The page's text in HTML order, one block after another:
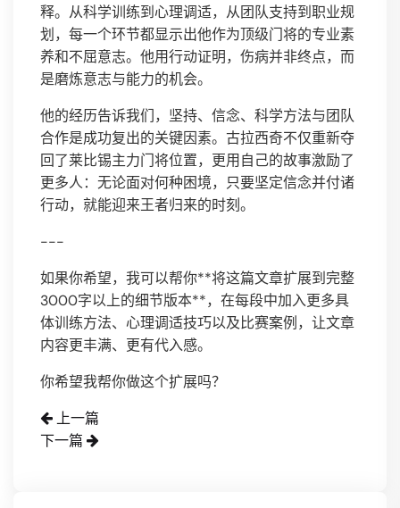
释。从科学训练到心理调适，从团队支持到职业规
划，每一个环节都显示出他作为顶级门将的专业素
养和不屈意志。他用行动证明，伤病并非终点，而
是磨炼意志与能力的机会。
他的经历告诉我们，坚持、信念、科学方法与团队
合作是成功复出的关键因素。古拉西奇不仅重新夺
回了莱比锡主力门将位置，更用自己的故事激励了
更多人：无论面对何种困境，只要坚定信念并付诸
行动，就能迎来王者归来的时刻。
---
如果你希望，我可以帮你**将这篇文章扩展到完整
3000字以上的细节版本**，在每段中加入更多具
体训练方法、心理调适技巧以及比赛案例，让文章
内容更丰满、更有代入感。
你希望我帮你做这个扩展吗？
上一篇
下一篇